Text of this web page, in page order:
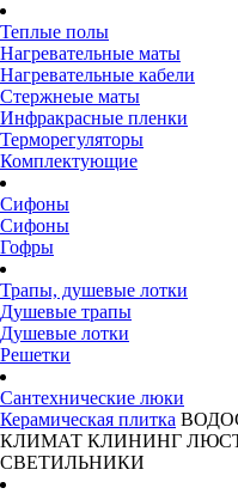
Теплые полы
Нагревательные маты
Нагревательные кабели
Стержнеые маты
Инфракрасные пленки
Терморегуляторы
Комплектующие
Сифоны
Сифоны
Гофры
Трапы, душевые лотки
Душевые трапы
Душевые лотки
Решетки
Сантехнические люки
Керамическая плитка
КЛИМАТ КЛИНИНГ
СВЕТИЛЬНИКИ